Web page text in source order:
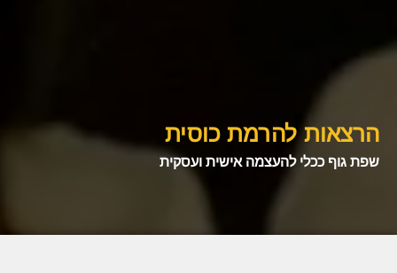
הרצאות להרמת כוסית
שפת גוף ככלי להעצמה אישית ועסקית